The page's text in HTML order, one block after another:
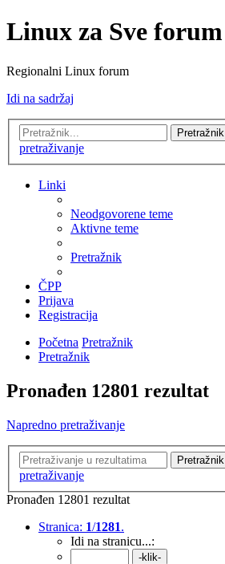
Linux za Sve forum
Regionalni Linux forum
Idi na sadržaj
Pretražnik
pretraživanje
Linki
Neodgovorene teme
Aktivne teme
Pretražnik
ČPP
Prijava
Registracija
Početna Pretražnik
Pretražnik
Pronađen 12801 rezultat
Napredno pretraživanje
Pretražnik
pretraživanje
Pronađen 12801 rezultat
Stranica: 1/1281.
Idi na stranicu...: